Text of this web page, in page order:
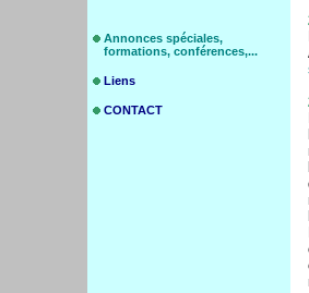
Annonces spéciales,
formations, conférences,...
Liens
CONTACT